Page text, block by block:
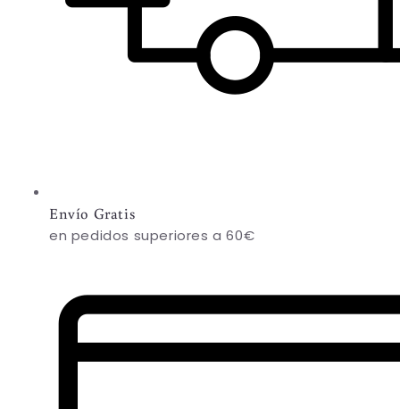
Envío Gratis
en pedidos superiores a 60€